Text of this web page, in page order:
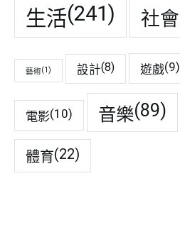
生活(241) 社會
藝術(1) 設計(8) 遊戲(9)
電影(10) 音樂(89)
體育(22)